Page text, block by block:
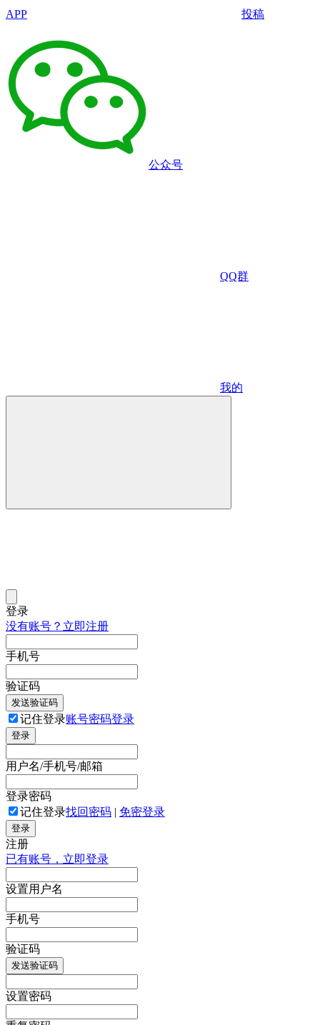
APP 投稿
公众号
QQ群
我的
登录
没有账号？立即注册
手机号
验证码
发送验证码
记住登录账号密码登录
登录
用户名/手机号/邮箱
登录密码
记住登录找回密码 | 免密登录
登录
注册
已有账号，立即登录
设置用户名
手机号
验证码
发送验证码
设置密码